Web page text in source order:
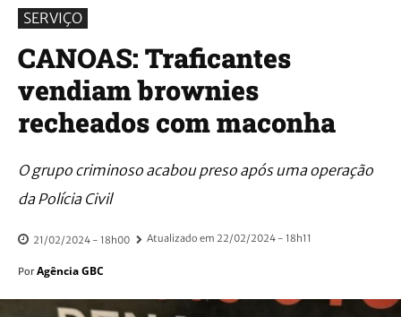
SERVIÇO
CANOAS: Traficantes
vendiam brownies
recheados com maconha
O grupo criminoso acabou preso após uma operação
da Polícia Civil
21/02/2024 - 18h00 Atualizado em 22/02/2024 - 18h11
Por Agência GBC